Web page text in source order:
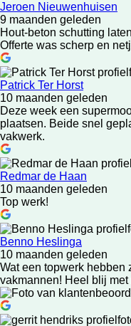
Jeroen Nieuwenhuisen
9 maanden geleden
Hout-beton schutting
Offerte was scherp en
Patrick Ter Horst
10 maanden geleden
Deze week een
plaatsen. Beide snel
vakwerk.
Redmar de Haan
10 maanden geleden
Top werk!
Benno Heslinga
10 maanden geleden
Wat een topwerk hebben
vakmannen! Heel blij met